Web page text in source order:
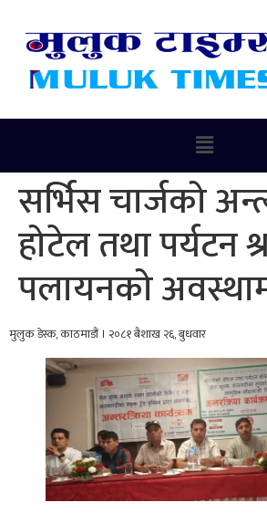
सर्भिस चार्जको
होटेल तथा पर्यटन
पलायनको
मुलुक डेस्क, काठमाडौं । २०८१ बैशाख २६, बुधवार